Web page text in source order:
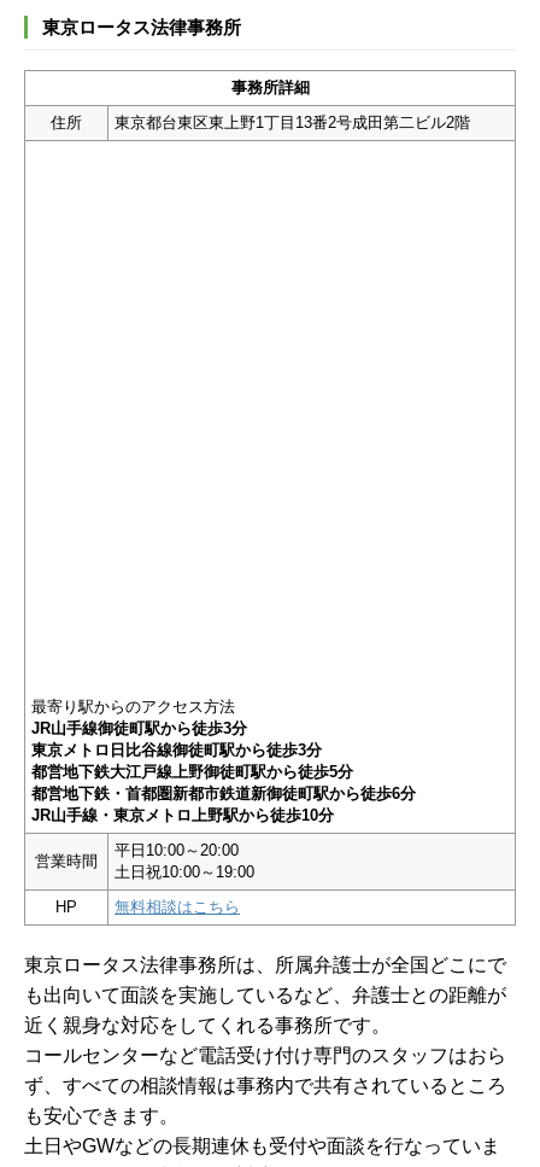
東京ロータス法律事務所
事務所詳細
住所
東京都台東区東上野1丁目13番2号成田第二ビル2階
最寄り駅からのアクセス方法
JR山手線御徒町駅から徒歩3分
東京メトロ日比谷線御徒町駅から徒歩3分
都営地下鉄大江戸線上野御徒町駅から徒歩5分
都営地下鉄・首都圏新都市鉄道新御徒町駅から徒歩6分
JR山手線・東京メトロ上野駅から徒歩10分
営業時間
平日10:00～20:00
土日祝10:00～19:00
HP
無料相談はこちら
東京ロータス法律事務所は、所属弁護士が全国どこにで
も出向いて面談を実施しているなど、弁護士との距離が
近く親身な対応をしてくれる事務所です。
コールセンターなど電話受け付け専門のスタッフはおら
ず、すべての相談情報は事務内で共有されているところ
も安心できます。
土日やGWなどの長期連休も受付や面談を行なっていま